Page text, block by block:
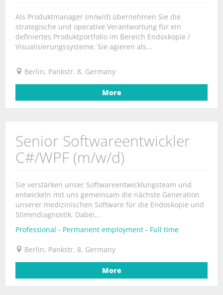
Als Produktmanager (m/w/d) übernehmen Sie die
strategische und operative Verantwortung für ein
definiertes Produktportfolio im Bereich Endoskopie /
Visualisierungssysteme. Sie agieren als...
Berlin, Pankstr. 8, Germany
More
Senior Softwareentwickler
C#/WPF (m/w/d)
Sie verstärken unser Softwareentwicklungsteam und
entwickeln mit uns gemeinsam die nächste Generation
unserer medizinischen Software für die Endoskopie und
Stimmdiagnostik. Dabei...
Professional - Permanent employment - Full time
Berlin, Pankstr. 8, Germany
More